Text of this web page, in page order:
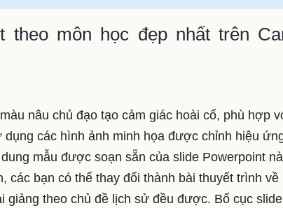
theo môn học đẹp nhất trên
nâu chủ đạo tạo cảm giác hoài cổ, phù hợp
các hình ảnh minh họa được chỉnh hiệu
mẫu được soạn sẵn của slide Powerpoint
các bạn có thể thay đổi thành bài thuyết trình về
theo chủ đề lịch sử đều được. Bố cục